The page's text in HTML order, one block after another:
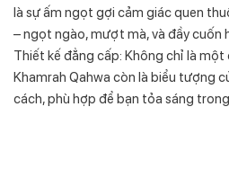
là sự ấm ngọt gợi cảm giác quen
– ngọt ngào, mượt mà, và đầy cuốn
Thiết kế đẳng cấp: Không chỉ là
Khamrah Qahwa còn là biểu tượng
cách, phù hợp để bạn tỏa sáng